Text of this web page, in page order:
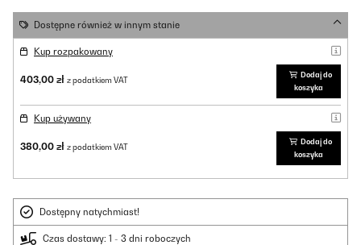
Dostępne również w innym stanie
Kup rozpakowany
403,00 zł z podatkiem VAT
Dodaj do
koszyka
Kup używany
380,00 zł z podatkiem VAT
Dodaj do
koszyka
Dostępny natychmiast!
Czas dostawy: 1 - 3 dni roboczych